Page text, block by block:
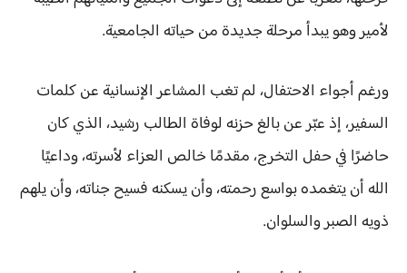
لأمير وهو يبدأ مرحلة جديدة من حياته الجامعية.
ورغم أجواء الاحتفال، لم تغب المشاعر الإنسانية عن كلمات
السفير، إذ عبّر عن بالغ حزنه لوفاة الطالب رشيد، الذي كان
حاضرًا في حفل التخرج، مقدمًا خالص العزاء لأسرته، وداعيًا
الله أن يتغمده بواسع رحمته، وأن يسكنه فسيح جناته، وأن يلهم
ذويه الصبر والسلوان.